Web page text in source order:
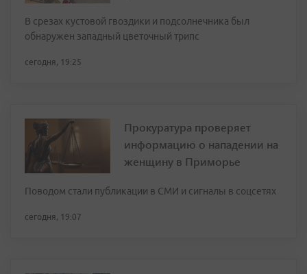
В срезах кустовой гвоздики и подсолнечника был
обнаружен западный цветочный трипс
сегодня, 19:25
Прокуратура проверяет
информацию о нападении на
женщину в Приморье
Поводом стали публикации в СМИ и сигналы в соцсетях
сегодня, 19:07